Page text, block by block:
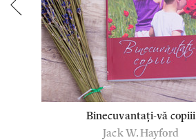
Binecuvantați-vă copiii
Jack W. Hayford